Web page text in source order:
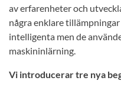
av erfarenheter och
några enklare
intelligenta men de
maskininlärning.
Vi introducerar tre nya